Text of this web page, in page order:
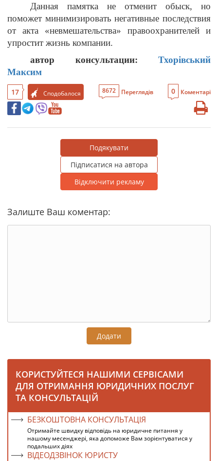
Данная памятка не отменит обыск, но
поможет минимизировать негативные последствия
от акта «невмешательства» правоохранителей и
упростит жизнь компании.
автор консультации: Тхорівський
Максим
17 Сподобалося 8672 Переглядів 0 Коментарі
Подякувати
Підписатися на автора
Відключити рекламу
Залиште Ваш коментар:
Додати
КОРИСТУЙТЕСЯ НАШИМИ СЕРВІСАМИ
ДЛЯ ОТРИМАННЯ ЮРИДИЧНИХ ПОСЛУГ
ТА КОНСУЛЬТАЦІЙ
БЕЗКОШТОВНА КОНСУЛЬТАЦІЯ
Отримайте швидку відповідь на юридичне питання у
нашому месенджері, яка допоможе Вам зорієнтуватися у
подальших діях
ВІДЕОДЗВІНОК ЮРИСТУ